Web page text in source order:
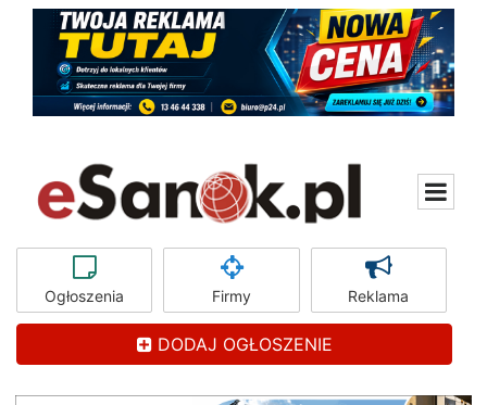
Ogłoszenia Firmy Reklama
DODAJ OGŁOSZENIE